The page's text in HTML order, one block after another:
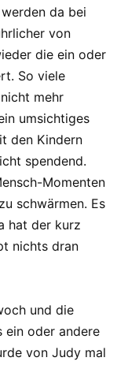
da bei
von
die ein oder
So viele
mehr
umsichtiges
den Kindern
spendend.
Momenten
schwärmen. Es
hat der kurz
nichts dran
und die
ein oder andere
von Judy mal